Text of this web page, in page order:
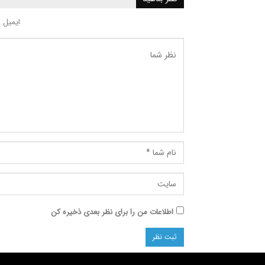
اطلاعات من را برای نظر بعدی ذخیره کن